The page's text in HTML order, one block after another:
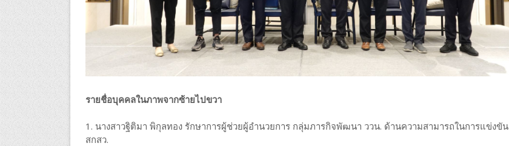
รายชื่อบุคคลในภาพจากซ้ายไปขวา
1. นางสาวฐิติมา พิกุลทอง รักษาการผู้ช่วยผู้อำนวยการ กลุ่มภารกิจพัฒนา ววน. ด้านความสามารถในการแข่งขัน
สกสว.